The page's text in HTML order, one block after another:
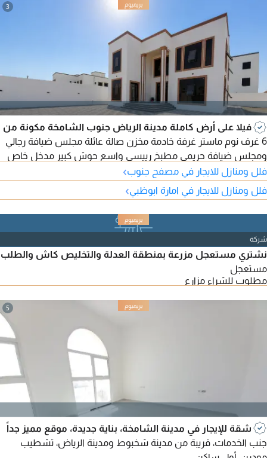
3
فيلا على أرض كاملة مدينة الرياض جنوب الشامخة مكونة من
6 غرف نوم ماستر غرفة خادمة مخزن صالة عائلة مجلس ضيافة رجالي
ومجلس ضيافة حريمي مطبخ رييسي واسع حوش كبير مدخل خاص
فلل ومنازل للايجار في مصفح جنوب›
فلل ومنازل للايجار في امارة ابوظبي›
شركة
نشتري مستعجل مزرعة بمنطقة العدلة والتخليص كاش والطلب
مستعجل
مطلوب للشراء مزارع
5
شقة للإيجار في مدينة الشامخة، بناية جديدة، موقع مميز جداً
جنب الخدمات، قريبة من مدينة شخبوط ومدينة الرياض، تشطيب